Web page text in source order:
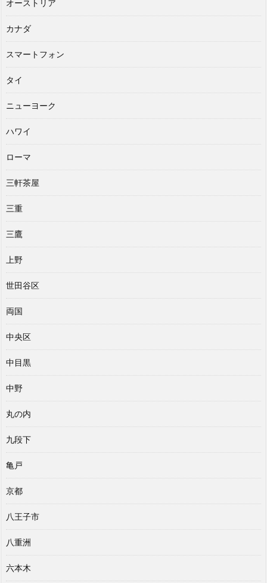
オーストリア
カナダ
スマートフォン
タイ
ニューヨーク
ハワイ
ローマ
三軒茶屋
三重
三鷹
上野
世田谷区
両国
中央区
中目黒
中野
丸の内
九段下
亀戸
京都
八王子市
八重洲
六本木